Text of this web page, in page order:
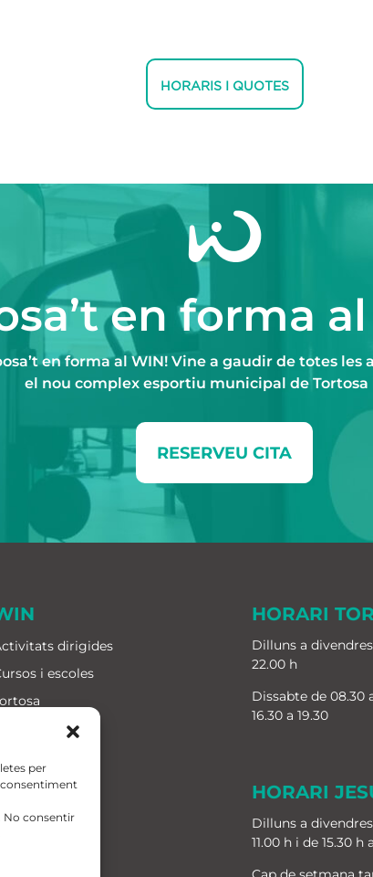
per
No consentir
HORARIS I QUOTES
en forma
en forma al WIN! Vine a gaudir de totes
el nou complex esportiu municipal de Tortosa
RESERVEU CITA
dirigides
i escoles
humà
Blog
HORARI
Dilluns a
22.00 h
Dissabte de 08.30
16.30 a 19.30
HORARI
Dilluns a
11.00 h i de 15.30 h